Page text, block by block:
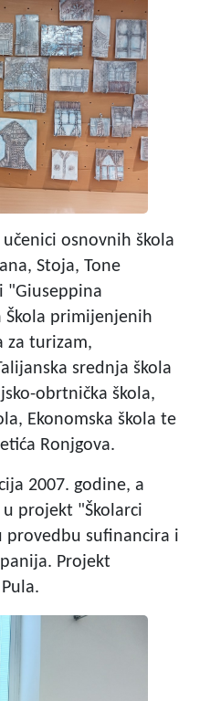
osnovnih škola
Stoja, Tone
"Giuseppina
primijenjenih
za turizam,
srednja škola
obrtnička škola,
Ekonomska škola te
Ronjgova.
2007. godine, a
projekt "Školarci
provedbu sufinancira i
Projekt